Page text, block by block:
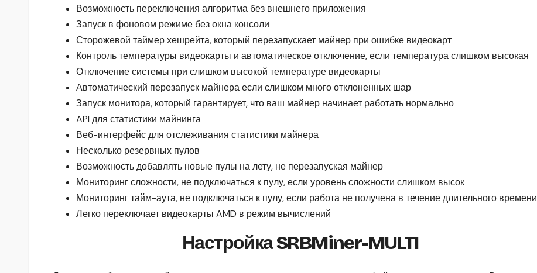
Возможность переключения алгоритма без внешнего приложения
Запуск в фоновом режиме без окна консоли
Сторожевой таймер хешрейта, который перезапускает майнер при ошибке видеокарт
Контроль температуры видеокарты и автоматическое отключение, если температура слишком высокая
Отключение системы при слишком высокой температуре видеокарты
Автоматический перезапуск майнера если слишком много отклоненных шар
Запуск монитора, который гарантирует, что ваш майнер начинает работать нормально
API для статистики майнинга
Веб-интерфейс для отслеживания статистики майнера
Несколько резервных пулов
Возможность добавлять новые пулы на лету, не перезапуская майнер
Мониторинг сложности, не подключаться к пулу, если уровень сложности слишком высок
Мониторинг тайм-аута, не подключаться к пулу, если работа не получена в течение длительного времени
Легко переключает видеокарты AMD в режим вычислений
Настройка SRBMiner-MULTI